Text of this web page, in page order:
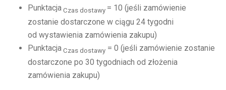
Punktacja Czas dostawy = 10 (jeśli zamówienie
zostanie dostarczone w ciągu 24 tygodni
od wystawienia zamówienia zakupu)
Punktacja Czas dostawy = 0 (jeśli zamówienie zostanie
dostarczone po 30 tygodniach od złożenia
zamówienia zakupu)